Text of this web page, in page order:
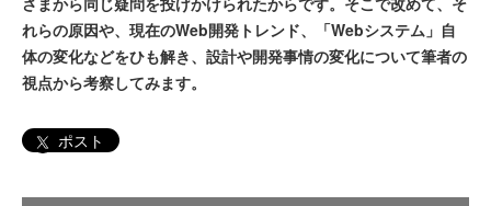
れらの原因や、現在のWeb開発トレンド、「Webシステム」自
体の変化などをひも解き、設計や開発事情の変化について筆者の
視点から考察してみます。
ポスト